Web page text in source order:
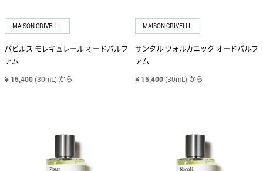
メルセデス・ベンツ
MONCLER
モンクレール
ナルシソ ロドリゲス
MAISON CRIVELLI
パピルス モレキュレール オードパルフ
ァム
¥ 15,400(30mL) から
MAISON CRIVELLI
サンタル ヴォルカニック オードパルフ
ァム
¥ 15,400(30mL) から